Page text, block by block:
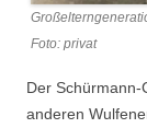
Foto: privat
Der
anderen